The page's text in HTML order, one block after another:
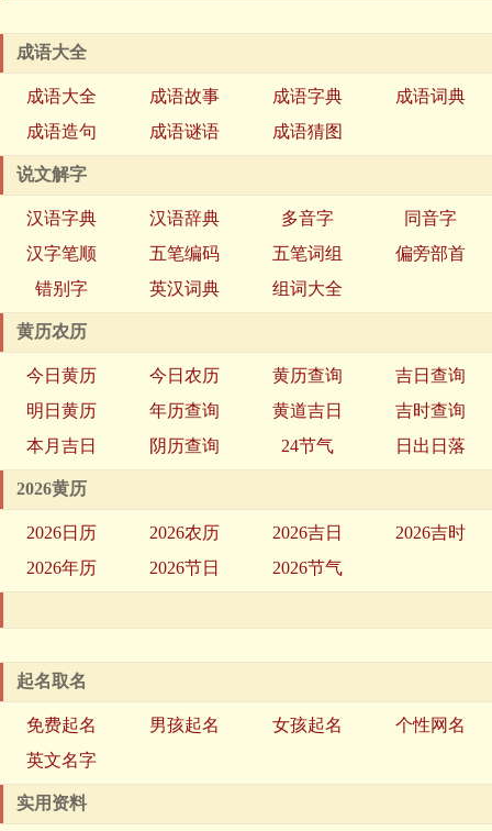
成语大全
成语大全 成语故事 成语字典
成语词典
成语造句
成语谜语 成语猜图
说文解字
汉语字典 汉语辞典 多音字
同音字
汉字笔顺
五笔编码 五笔词组
偏旁部首
错别字
英汉词典 组词大全
黄历农历
今日黄历 今日农历 黄历查询
吉日查询
明日黄历
年历查询 黄道吉日
吉时查询
本月吉日
阴历查询 24节气 日出日落
2026黄历
2026日历 2026农历 2026吉日
2026吉时
2026年历
2026节日 2026节气
起名取名
免费起名 男孩起名 女孩起名
个性网名
英文名字
实用资料